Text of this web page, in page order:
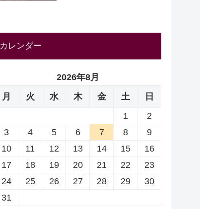
カレンダー
2026年8月
月
火 水 木 金 土
日
1
2
3
4 5 6 7 8
9
10
11 12 13 14 15
16
17
18 19 20 21 22
23
24
25 26 27 28 29
30
31